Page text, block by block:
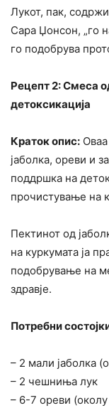
Лукот, пак,
Сара Џонсон, „го
го подобрува
Рецепт 2: Смеса
детоксикација
Краток опис:
јаболка, ореви и
поддршка на
прочистување на
Пектинот од
на куркумата ја
подобрување на
здравје.
Потребни
– 2 мали јаболка
– 2 чешниња лук
– 6-7 ореви (околу